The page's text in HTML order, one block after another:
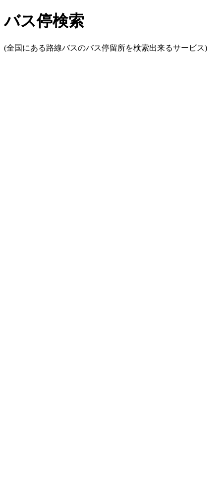
バス停検索
(全国にある路線バスのバス停留所を検索出来るサービス)